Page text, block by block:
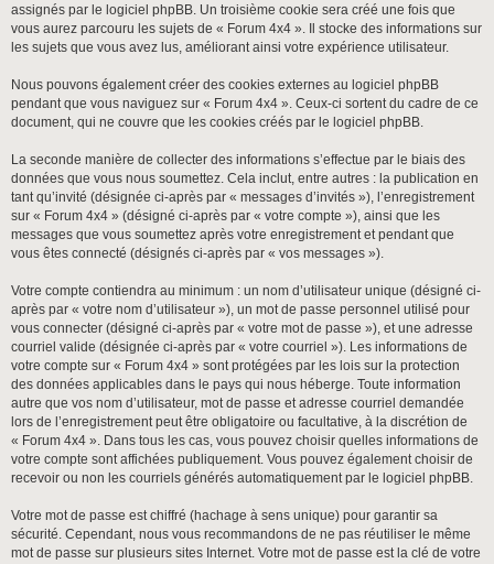
assignés par le logiciel phpBB. Un troisième cookie sera créé une fois que
vous aurez parcouru les sujets de « Forum 4x4 ». Il stocke des informations sur
les sujets que vous avez lus, améliorant ainsi votre expérience utilisateur.
Nous pouvons également créer des cookies externes au logiciel phpBB
pendant que vous naviguez sur « Forum 4x4 ». Ceux-ci sortent du cadre de ce
document, qui ne couvre que les cookies créés par le logiciel phpBB.
La seconde manière de collecter des informations s’effectue par le biais des
données que vous nous soumettez. Cela inclut, entre autres : la publication en
tant qu’invité (désignée ci-après par « messages d’invités »), l’enregistrement
sur « Forum 4x4 » (désigné ci-après par « votre compte »), ainsi que les
messages que vous soumettez après votre enregistrement et pendant que
vous êtes connecté (désignés ci-après par « vos messages »).
Votre compte contiendra au minimum : un nom d’utilisateur unique (désigné ci-
après par « votre nom d’utilisateur »), un mot de passe personnel utilisé pour
vous connecter (désigné ci-après par « votre mot de passe »), et une adresse
courriel valide (désignée ci-après par « votre courriel »). Les informations de
votre compte sur « Forum 4x4 » sont protégées par les lois sur la protection
des données applicables dans le pays qui nous héberge. Toute information
autre que vos nom d’utilisateur, mot de passe et adresse courriel demandée
lors de l’enregistrement peut être obligatoire ou facultative, à la discrétion de
« Forum 4x4 ». Dans tous les cas, vous pouvez choisir quelles informations de
votre compte sont affichées publiquement. Vous pouvez également choisir de
recevoir ou non les courriels générés automatiquement par le logiciel phpBB.
Votre mot de passe est chiffré (hachage à sens unique) pour garantir sa
sécurité. Cependant, nous vous recommandons de ne pas réutiliser le même
mot de passe sur plusieurs sites Internet. Votre mot de passe est la clé de votre